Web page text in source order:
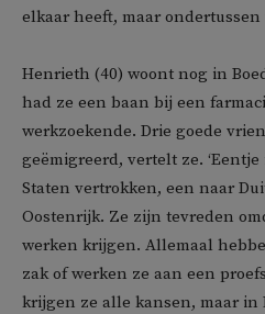
elkaar heeft, maar
Henrieth (40) woont nog in
had ze een baan bij een
werkzoekende. Drie goede
geëmigreerd, vertelt ze.
Staten vertrokken, een naar
Oostenrijk. Ze zijn tevreden
werken krijgen. Allemaal
zak of werken ze aan een
krijgen ze alle kansen, maar in